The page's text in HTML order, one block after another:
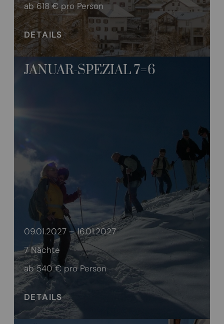
ab 618 € pro Person
DETAILS
JANUAR-SPEZIAL 7=6
09.01.2027 – 16.01.2027
7 Nächte
ab 540 €pro Person
DETAILS